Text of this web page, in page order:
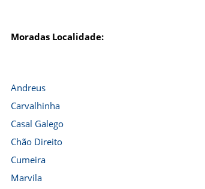
Moradas Localidade:
Andreus
Carvalhinha
Casal Galego
Chão Direito
Cumeira
Marvila